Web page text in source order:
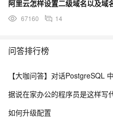
阿里云怎样设置二级域名以及域
67160 14
问答排行榜
据说在家办公的程序员是这样写
如何升级配置